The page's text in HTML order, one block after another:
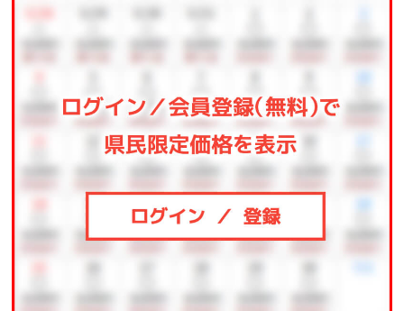
◆開催日程｜毎週土曜日 19:00～19:30
◆出演者は日替わり、イベント内容は変更になる可能
詳細はホテル公式HPをご覧ください。
■注意事項とご案内■
【ガーデンプールについて】
※夏季限定となります。(2026年3月～2026年10月31日
※無料利用はチェックイン後～チェックアウト日の13:00
となります。